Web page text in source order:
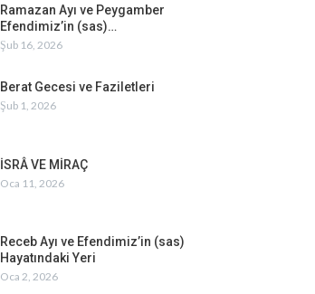
Ramazan Ayı ve Peygamber
Efendimiz’in (sas)…
Şub 16, 2026
Berat Gecesi ve Faziletleri
Şub 1, 2026
İSRÂ VE MİRAÇ
Oca 11, 2026
Receb Ayı ve Efendimiz’in (sas)
Hayatındaki Yeri
Oca 2, 2026